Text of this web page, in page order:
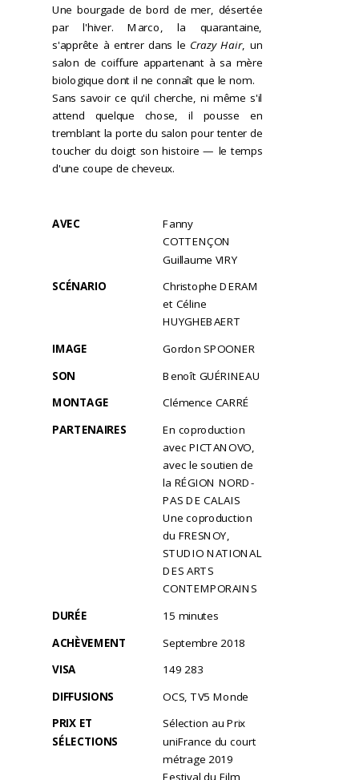
Une bourgade de bord de mer, désertée
par l'hiver. Marco, la quarantaine,
s'apprête à entrer dans le Crazy Hair, un
salon de coiffure appartenant à sa mère
biologique dont il ne connaît que le nom.
Sans savoir ce qu'il cherche, ni même s'il
attend quelque chose, il pousse en
tremblant la porte du salon pour tenter de
toucher du doigt son histoire — le temps
d'une coupe de cheveux.
AVEC Fanny
COTTENÇON
Guillaume VIRY
SCÉNARIO
Christophe DERAM
et Céline
HUYGHEBAERT
IMAGE
Gordon SPOONER
SON
Benoît GUÉRINEAU
MONTAGE
Clémence CARRÉ
PARTENAIRES
En coproduction
avec PICTANOVO,
avec le soutien de
la RÉGION NORD-
PAS DE CALAIS
Une coproduction
du FRESNOY,
STUDIO NATIONAL
DES ARTS
CONTEMPORAINS
DURÉE
15 minutes
ACHÈVEMENT
Septembre 2018
VISA
149 283
DIFFUSIONS
OCS, TV5 Monde
PRIX ET
SÉLECTIONS
Sélection au Prix
uniFrance du court
métrage 2019
Festival du Film